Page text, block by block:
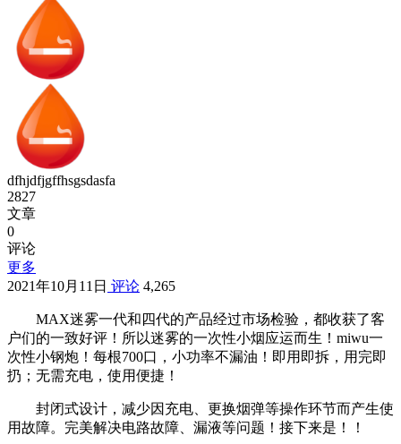
dfhjdfjgffhsgsdasfa
2827
文章
0
评论
更多
2021年10月11日 评论 4,265
MAX迷雾一代和四代的产品经过市场检验，都收获了客
户们的一致好评！所以迷雾的一次性小烟应运而生！miwu一
次性小钢炮！每根700口，小功率不漏油！即用即拆，用完即
扔；无需充电，使用便捷！
封闭式设计，减少因充电、更换烟弹等操作环节而产生使
用故障。完美解决电路故障、漏液等问题！接下来是！！